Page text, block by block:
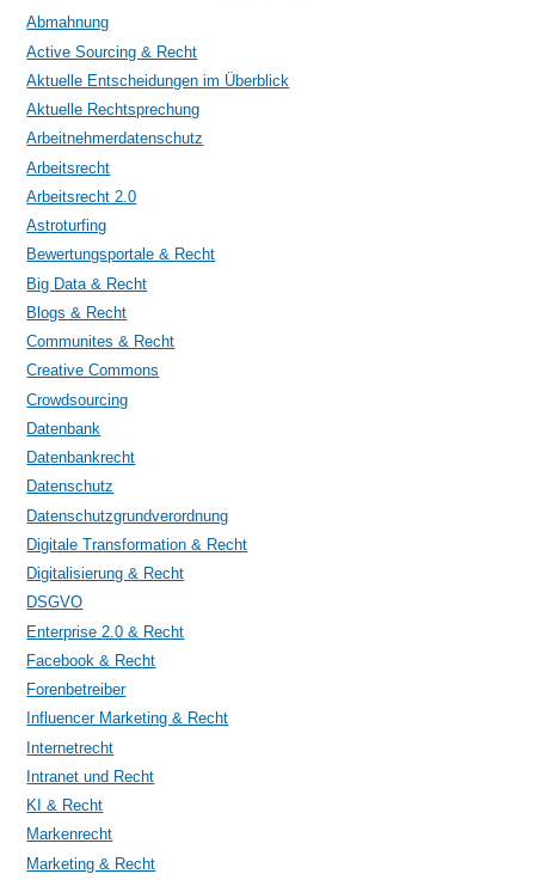
Abmahnung
Active Sourcing & Recht
Aktuelle Entscheidungen im Überblick
Aktuelle Rechtsprechung
Arbeitnehmerdatenschutz
Arbeitsrecht
Arbeitsrecht 2.0
Astroturfing
Bewertungsportale & Recht
Big Data & Recht
Blogs & Recht
Communites & Recht
Creative Commons
Crowdsourcing
Datenbank
Datenbankrecht
Datenschutz
Datenschutzgrundverordnung
Digitale Transformation & Recht
Digitalisierung & Recht
DSGVO
Enterprise 2.0 & Recht
Facebook & Recht
Forenbetreiber
Influencer Marketing & Recht
Internetrecht
Intranet und Recht
KI & Recht
Markenrecht
Marketing & Recht